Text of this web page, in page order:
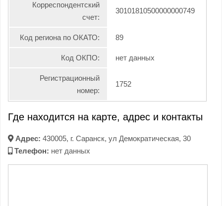
Корреспондентский
счет:
30101810500000000749
Код региона по ОКАТО: 89
Код ОКПО: нет данных
Регистрационный
номер:
1752
Где находится на карте, адрес и контакты
Адрес: 430005, г. Саранск, ул Демократическая, 30
Телефон: нет данных